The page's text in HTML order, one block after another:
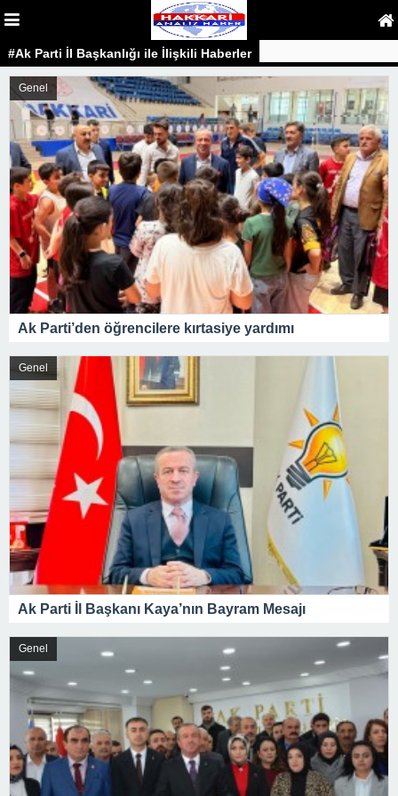
#Ak Parti İl Başkanlığı ile İlişkili Haberler
Genel
Ak Parti’den öğrencilere kırtasiye yardımı
Genel
Ak Parti İl Başkanı Kaya’nın Bayram Mesajı
Genel